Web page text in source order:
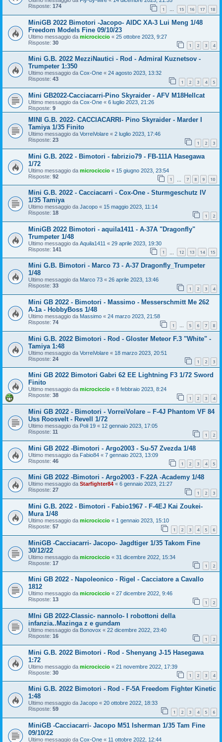
Risposte: 174 1 … 15 16 17 18
MiniGB 2022 Bimotori -Jacopo- AIDC XA-3 Lui Meng 1/48
Freedom Models Fine 09/10/23
Ultimo messaggio da microciccio « 25 ottobre 2023, 9:27
Risposte: 30 1 2 3 4
Mini G.B. 2022 MezziNautici - Rod - Admiral Kuznetsov -
Trumpeter 1:350
Ultimo messaggio da Cox-One « 24 agosto 2023, 13:32
Risposte: 43 1 2 3 4 5
Mini GB2022-Cacciacarri-Pino Skyraider - AFV M18Hellcat
Ultimo messaggio da Cox-One « 6 luglio 2023, 21:26
Risposte: 9
MINI G.B. 2022- CACCIACARRI- Pino Skyraider - Marder I
Tamiya 1/35 Finito
Ultimo messaggio da VorreiVolare « 2 luglio 2023, 17:46
Risposte: 23 1 2 3
Mini G.B. 2022 - Bimotori - fabrizio79 - FB-111A Hasegawa
1/72
Ultimo messaggio da microciccio « 15 giugno 2023, 23:54
Risposte: 92 1 7 8 9 10
Mini G.B. 2022 - Cacciacarri - Cox-One - Sturmgeschutz IV
1/35 Tamiya
Ultimo messaggio da Jacopo « 15 maggio 2023, 11:14
Risposte: 18 1 2
MiniGB 2022 Bimotori - aquila1411 - A-37A "Dragonfly"
Trumpeter 1/48
Ultimo messaggio da Aquila1411 « 29 aprile 2023, 19:30
Risposte: 141 1 12 13 14 15
Mini G.B. Bimotori - Marco 73 - A-37 Dragonfly_Trumpeter
1/48
Ultimo messaggio da Marco 73 « 26 aprile 2023, 13:46
Risposte: 33 1 2 3 4
Mini GB 2022 - Bimotori - Massimo - Messerschmitt Me 262
A-1a - HobbyBoss 1/48
Ultimo messaggio da Massimo « 24 marzo 2023, 21:58
Risposte: 74 1 … 5 6 7 8
Mini G.B. 2022 Bimotori - Rod - Gloster Meteor F.3 "White" -
Tamiya 1:48
Ultimo messaggio da VorreiVolare « 18 marzo 2023, 20:51
Risposte: 24 1 2 3
Mini GB 2022 Bimotori Gabri 62 EE Lightning F3 1/72 Sword
Finito
Ultimo messaggio da microciccio « 8 febbraio 2023, 8:24
Risposte: 38 1 2 3 4
Mini GB 2022 - Bimotori - VorreiVolare – F-4J Phantom VF 84
Uss Roosvelt - Revell 1/72
Ultimo messaggio da Poli 19 « 12 gennaio 2023, 17:05
Risposte: 11 1 2
Mini GB 2022 -Bimotori - Argo2003 - Su-57 Zvezda 1/48
Ultimo messaggio da Fabio84 « 7 gennaio 2023, 13:09
Risposte: 46 1 2 3 4 5
Mini GB 2022 -Bimotori - Argo2003 - F-22A -Academy 1/48
Ultimo messaggio da Starfighter84 « 6 gennaio 2023, 21:27
Risposte: 27 1 2 3
Mini G.B. 2022 - Bimotori - Fabio1967 - F-4EJ Kai Zoukei-
Mura 1/48
Ultimo messaggio da microciccio « 1 gennaio 2023, 15:10
Risposte: 57 1 2 3 4 5 6
MiniGB -Cacciacarri- Jacopo- Jagdtiger 1/35 Takom Fine
30/12/22
Ultimo messaggio da microciccio « 31 dicembre 2022, 15:34
Risposte: 17 1 2
Mini GB 2022 - Napoleonico - Rigel - Cacciatore a Cavallo
1812
Ultimo messaggio da microciccio « 27 dicembre 2022, 9:46
Risposte: 13 1 2
MIni GB 2022-Classic- nannolo- I robottoni della
infanzia..Mazinga z e gundam
Ultimo messaggio da Bonovox « 22 dicembre 2022, 23:40
Risposte: 16 1 2
Mini G.B. 2022 Bimotori - Rod - Shenyang J-15 Hasegawa
1:72
Ultimo messaggio da microciccio « 21 novembre 2022, 17:39
Risposte: 30 1 2 3 4
Mini G.B. 2022 Bimotori - Rod - F-5A Freedom Fighter Kinetic
1:48
Ultimo messaggio da Jacopo « 20 ottobre 2022, 18:33
Risposte: 59 1 2 3 4 5 6
MiniGB -Cacciacarri- Jacopo M51 Isherman 1/35 Tam Fine
09/10/22
Ultimo messaggio da Cox-One « 11 ottobre 2022, 12:44